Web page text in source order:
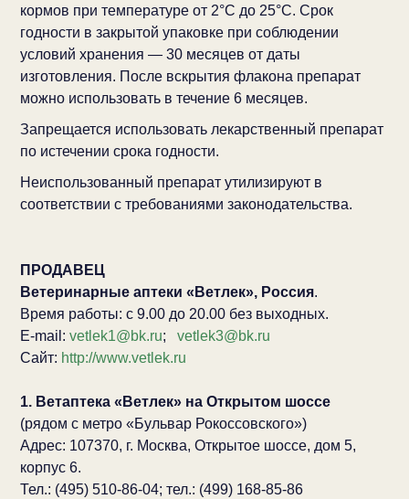
кормов при температуре от 2°С до 25°С. Срок
годности в закрытой упаковке при соблюдении
условий хранения — 30 месяцев от даты
изготовления. После вскрытия флакона препарат
можно использовать в течение 6 месяцев.
Запрещается использовать лекарственный препарат
по истечении срока годности.
Неиспользованный препарат утилизируют в
соответствии с требованиями законодательства.
ПРОДАВЕЦ
Ветеринарные аптеки «Ветлек», Россия.
Время работы: с 9.00 до 20.00 без выходных.
E-mail: vetlek1@bk.ru; vetlek3@bk.ru
Сайт: http://www.vetlek.ru
1. Ветаптека «Ветлек» на Открытом шоссе
(рядом с метро «Бульвар Рокоссовского»)
Адрес: 107370, г. Москва, Открытое шоссе, дом 5,
корпус 6.
Тел.: (495) 510-86-04; тел.: (499) 168-85-86